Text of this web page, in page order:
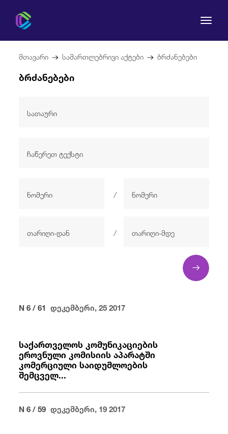
რეგულირება
Eng / ქარ fb in you
მთავარი სამართლებრივი აქტები ბრძანებები
ბრძანებები
/
/
N 6 / 61 დეკემბერი, 25 2017
საქართველოს კომუნიკაციების
ეროვნული კომისიის აპარატში
კომერციული საიდუმლოების
შემცველ...
N 6 / 59 დეკემბერი, 19 2017